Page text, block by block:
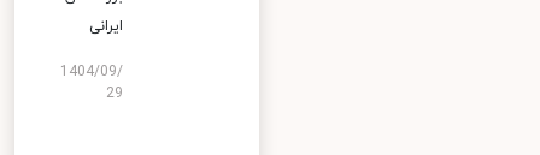
ایرانی
1404/09/
29